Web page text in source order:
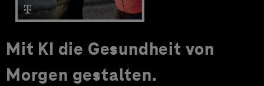
Mit KI die Gesundheit von
Morgen gestalten.